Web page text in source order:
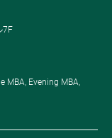
7F
MBA, Evening MBA,